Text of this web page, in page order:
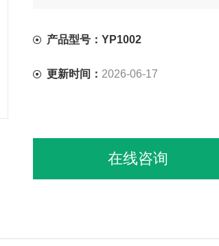
产品型号：YP1002
更新时间： 2026-06-17
在线咨询